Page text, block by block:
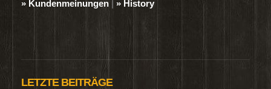
» Kundenmeinungen | » History
LETZTE BEITRÄGE